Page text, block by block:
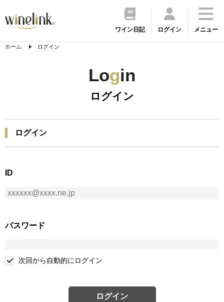
ワイン日記 ログイン メニュー
ホーム ログイン
Login
ログイン
ログイン
ID
パスワード
次回から自動的にログイン
ログイン